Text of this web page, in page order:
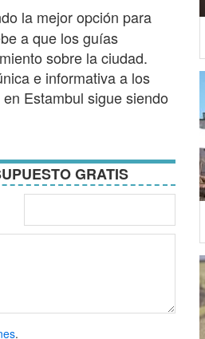
la mejor opción para
a que los guías
sobre la ciudad.
e informativa a los
Estambul sigue siendo
GRATIS
.